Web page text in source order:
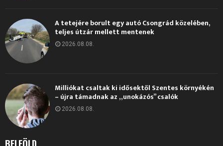
A tetejére borult egy autó Csongrád közelében,
teljes útzár mellett mentenek
2026.08.08.
Milliókat csaltak ki idősektől Szentes környékén
– újra támadnak az „unokázós” csalók
2026.08.08.